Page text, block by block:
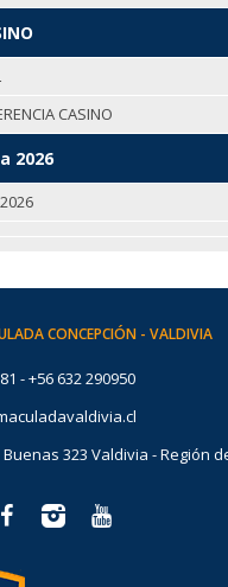
CASINO
2026
CONCEPCIÓN - VALDIVIA
-+56 632 290950
323 Valdivia - Región